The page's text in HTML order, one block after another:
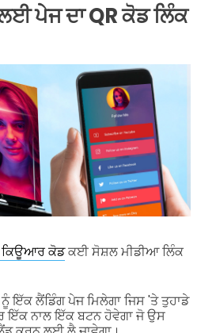
ਪੇਜ ਦਾ QR ਕੋਡ ਲਿੰਕ
ਕਿਊਆਰ ਕੋਡਕਈ ਸੋਸ਼ਲ ਮੀਡੀਆ ਲਿੰਕ
ਇੱਕ ਲੈਂਡਿੰਗ ਪੇਜ ਮਿਲੇਗਾ ਜਿਸ 'ਤੇ ਤੁਹਾਡੇ
ਇੱਕ ਨਾਲ ਇੱਕ ਬਟਨ ਹੋਵੇਗਾ ਜੋ ਉਸ